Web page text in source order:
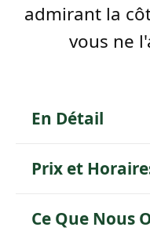
admirant la
vous ne
En Détail
Prix et
Ce Que Nous